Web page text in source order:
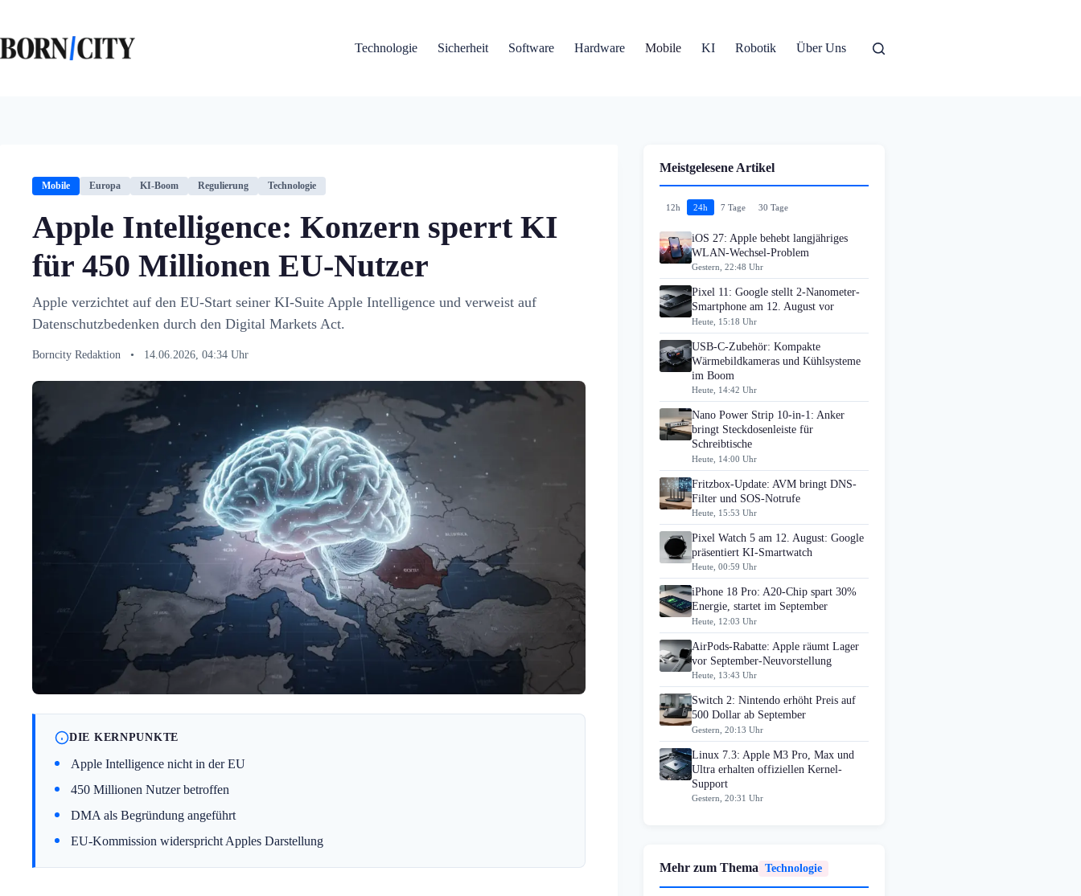
springen
Technologie
Sicherheit Software Hardware Mobile KI Robotik Über Uns
Mobile Europa KI-Boom Regulierung Technologie
Apple Intelligence: Konzern sperrt KI
für 450 Millionen EU-Nutzer
Apple verzichtet auf den EU-Start seiner KI-Suite Apple Intelligence und verweist auf
Datenschutzbedenken durch den Digital Markets Act.
Borncity Redaktion • 14.06.2026, 04:34 Uhr
DIE KERNPUNKTE
Apple Intelligence nicht in der EU
450 Millionen Nutzer betroffen
DMA als Begründung angeführt
EU-Kommission widerspricht Apples Darstellung
Meistgelesene Artikel
12h 24h 7 Tage 30 Tage
iOS 27: Apple behebt langjähriges
WLAN-Wechsel-Problem
Gestern, 22:48 Uhr
Pixel 11: Google stellt 2-Nanometer-
Smartphone am 12. August vor
Heute, 15:18 Uhr
USB-C-Zubehör: Kompakte
Wärmebildkameras und Kühlsysteme
im Boom
Heute, 14:42 Uhr
Nano Power Strip 10-in-1: Anker
bringt Steckdosenleiste für
Schreibtische
Heute, 14:00 Uhr
Fritzbox-Update: AVM bringt DNS-
Filter und SOS-Notrufe
Heute, 15:53 Uhr
Pixel Watch 5 am 12. August: Google
präsentiert KI-Smartwatch
Heute, 00:59 Uhr
iPhone 18 Pro: A20-Chip spart 30%
Energie, startet im September
Heute, 12:03 Uhr
AirPods-Rabatte: Apple räumt Lager
vor September-Neuvorstellung
Heute, 13:43 Uhr
Switch 2: Nintendo erhöht Preis auf
500 Dollar ab September
Gestern, 20:13 Uhr
Linux 7.3: Apple M3 Pro, Max und
Ultra erhalten offiziellen Kernel-
Support
Gestern, 20:31 Uhr
Mehr zum Thema Technologie